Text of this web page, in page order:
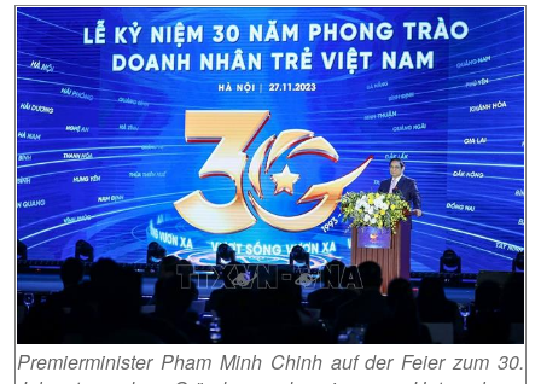
Premierminister Pham Minh Chinh auf der Feier zum 30.